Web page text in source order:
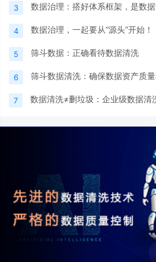
3 数据治理：搭好体系框架，是数
4 数据治理，一起要从“源头”开始！
5 筛斗数据：正确看待数据清洗
6 筛斗数据清洗：确保数据资产质
7 数据清洗≠删垃圾：企业级数据清